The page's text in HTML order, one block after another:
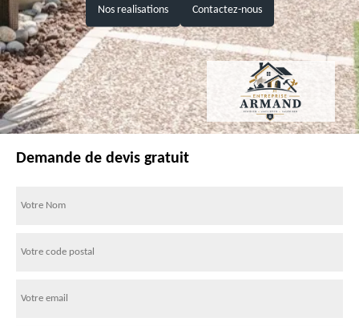
Nos realisations Contactez-nous
Demande de devis gratuit